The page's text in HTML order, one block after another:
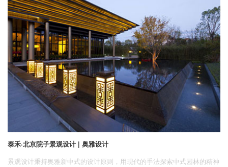
泰禾·北京院子景观设计 | 奥雅设计
景观设计秉持奥雅新中式的设计原则，用现代的手法探索中式园林的精神